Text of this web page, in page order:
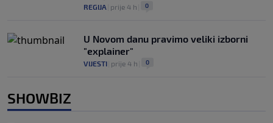
REGIJA prije 4 h 0
U Novom danu pravimo veliki izborni
"explainer"
VIJESTI prije 4 h 0
SHOWBIZ